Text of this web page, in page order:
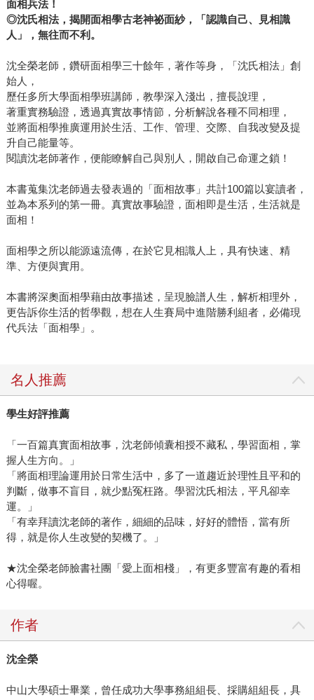
面相兵法！
◎沈氏相法，揭開面相學古老神祕面紗，「認識自己、見相識
人」，無往而不利。
沈全榮老師，鑽研面相學三十餘年，著作等身，「沈氏相法」創
始人，
歷任多所大學面相學班講師，教學深入淺出，擅長說理，
著重實務驗證，透過真實故事情節，分析解說各種不同相理，
並將面相學推廣運用於生活、工作、管理、交際、自我改變及提
升自己能量等。
閱讀沈老師著作，便能瞭解自己與別人，開啟自己命運之鎖！
本書蒐集沈老師過去發表過的「面相故事」共計100篇以宴讀者，
並為本系列的第一冊。真實故事驗證，面相即是生活，生活就是
面相！
面相學之所以能源遠流傳，在於它見相識人上，具有快速、精
準、方便與實用。
本書將深奧面相學藉由故事描述，呈現臉譜人生，解析相理外，
更告訴你生活的哲學觀，想在人生賽局中進階勝利組者，必備現
代兵法「面相學」。
名人推薦
學生好評推薦
「一百篇真實面相故事，沈老師傾囊相授不藏私，學習面相，掌
握人生方向。」
「將面相理論運用於日常生活中，多了一道趨近於理性且平和的
判斷，做事不盲目，就少點冤枉路。學習沈氏相法，平凡卻幸
運。」
「有幸拜讀沈老師的著作，細細的品味，好好的體悟，當有所
得，就是你人生改變的契機了。」
★沈全榮老師臉書社團「愛上面相棧」，有更多豐富有趣的看相
心得喔。
作者
沈全榮
中山大學碩士畢業，曾任成功大學事務組組長、採購組組長，具